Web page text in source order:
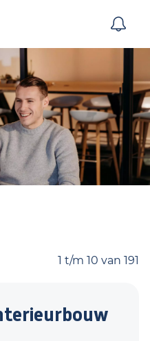
1 t/m 10 van 191